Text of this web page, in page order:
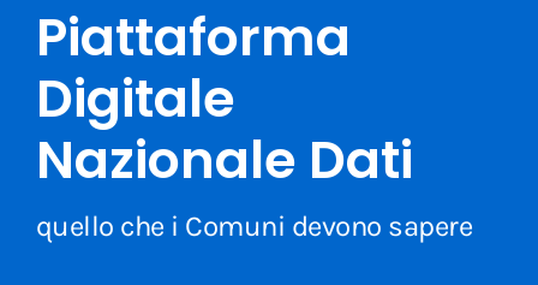
Piattaforma
Digitale
Nazionale Dati
quello che i Comuni devono sapere